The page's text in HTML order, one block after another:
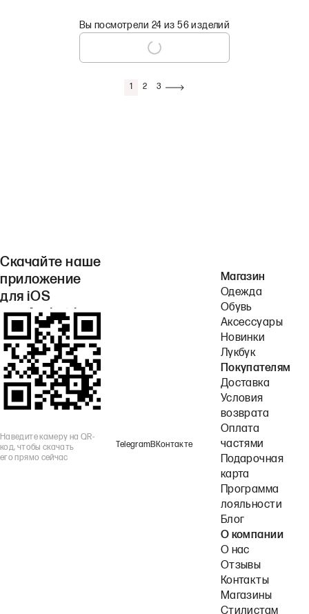
Вы посмотрели 24 из 56 изделий
1 2 3
Скачайте наше
приложение
для iOS
или Android.
Наведите камеру на QR-
код, чтобы скачать
его прямо сейчас
TelegramВКонтакте
Магазин
Одежда
Обувь
Аксессуары
Новинки
Лукбук
Покупателям
Доставка
Условия
возврата
Оплата
частями
Подарочная
карта
Программа
лояльности
Блог
О компании
О нас
Отзывы
Контакты
Магазины
Стилистам